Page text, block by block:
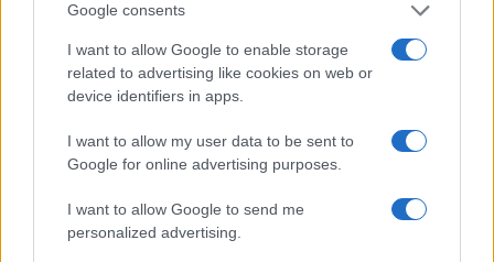
Google consents
I want to allow Google to enable storage
related to advertising like cookies on web or
device identifiers in apps.
I want to allow my user data to be sent to
Google for online advertising purposes.
I want to allow Google to send me
personalized advertising.